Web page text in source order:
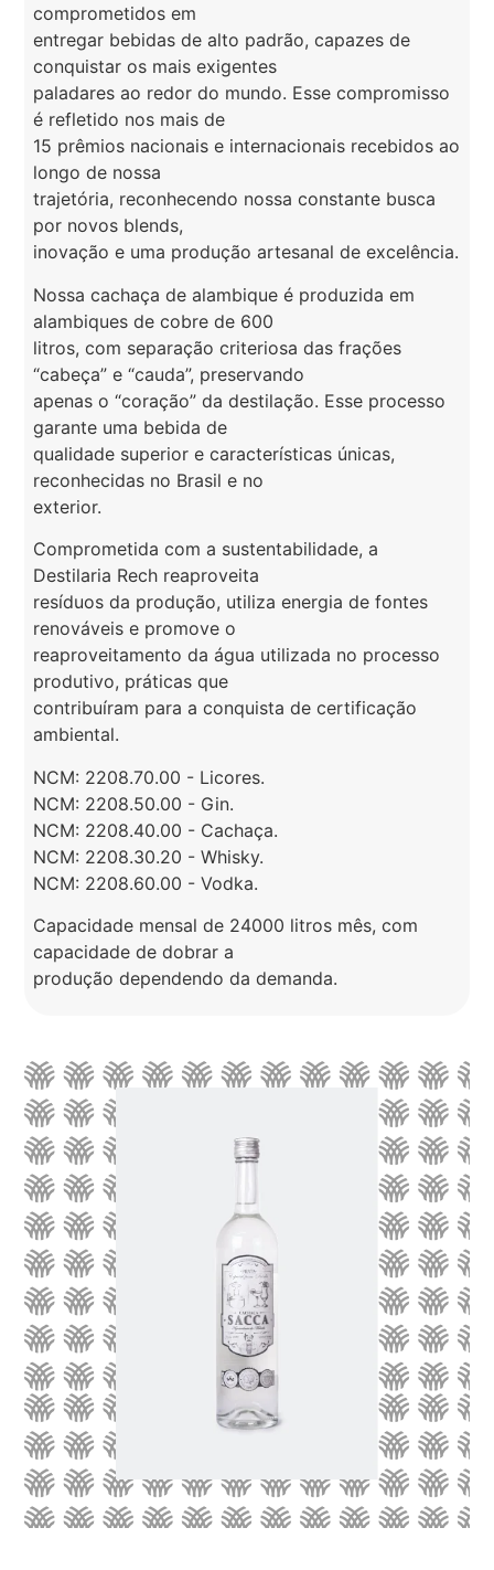
comprometidos em
entregar bebidas de alto padrão, capazes de
conquistar os mais exigentes
paladares ao redor do mundo. Esse compromisso
é refletido nos mais de
15 prêmios nacionais e internacionais recebidos ao
longo de nossa
trajetória, reconhecendo nossa constante busca
por novos blends,
inovação e uma produção artesanal de excelência.
Nossa cachaça de alambique é produzida em
alambiques de cobre de 600
litros, com separação criteriosa das frações
“cabeça” e “cauda”, preservando
apenas o “coração” da destilação. Esse processo
garante uma bebida de
qualidade superior e características únicas,
reconhecidas no Brasil e no
exterior.
Comprometida com a sustentabilidade, a
Destilaria Rech reaproveita
resíduos da produção, utiliza energia de fontes
renováveis e promove o
reaproveitamento da água utilizada no processo
produtivo, práticas que
contribuíram para a conquista de certificação
ambiental.
NCM: 2208.70.00 - Licores.
NCM: 2208.50.00 - Gin.
NCM: 2208.40.00 - Cachaça.
NCM: 2208.30.20 - Whisky.
NCM: 2208.60.00 - Vodka.
Capacidade mensal de 24000 litros mês, com
capacidade de dobrar a
produção dependendo da demanda.